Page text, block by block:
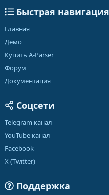
Быстрая навигация
Главная
Демо
Купить A-Parser
Форум
Документация
Соцсети
Telegram канал
YouTube канал
Facebook
X (Twitter)
Поддержка